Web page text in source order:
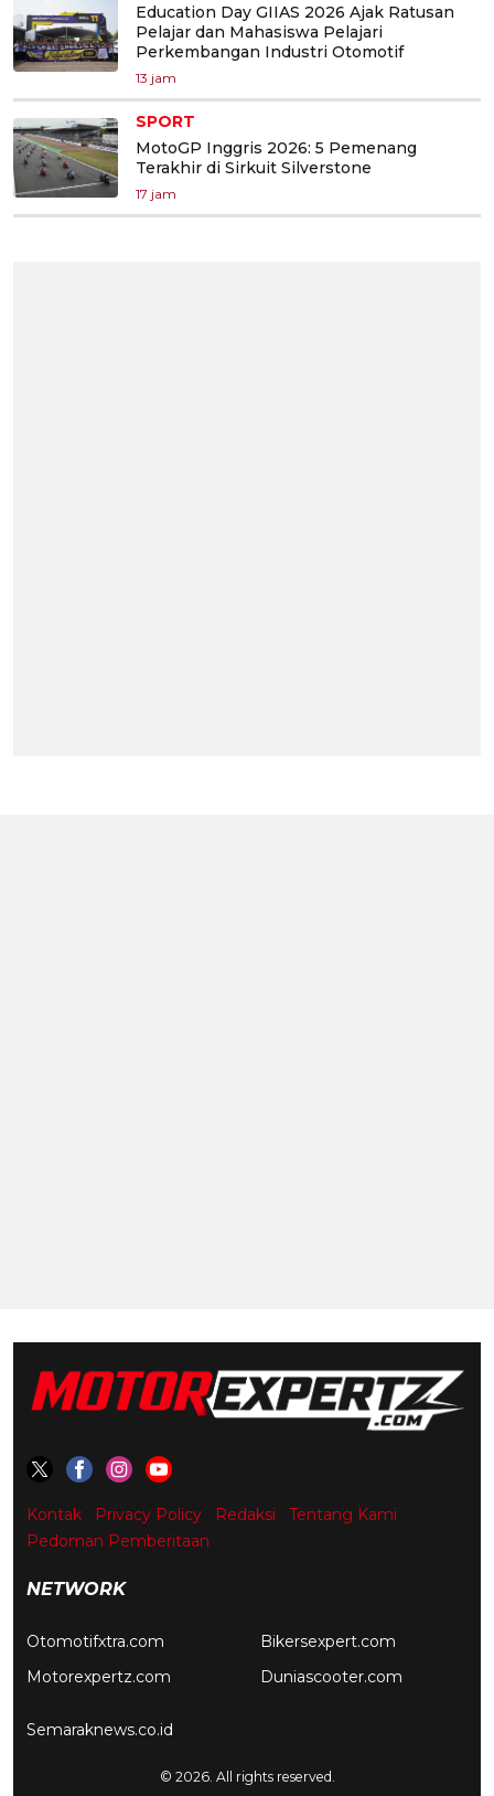
Education Day GIIAS 2026 Ajak Ratusan
Pelajar dan Mahasiswa Pelajari
Perkembangan Industri Otomotif
13 jam
SPORT
MotoGP Inggris 2026: 5 Pemenang
Terakhir di Sirkuit Silverstone
17 jam
Kontak Privacy Policy Redaksi
Tentang Kami
Pedoman Pemberitaan
NETWORK
Otomotifxtra.com
Motorexpertz.com
Bikersexpert.com
Duniascooter.com
Semaraknews.co.id
© 2026. All rights reserved.